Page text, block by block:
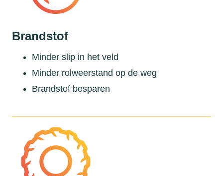
Brandstof
Minder slip in het veld
Minder rolweerstand op de weg
Brandstof besparen